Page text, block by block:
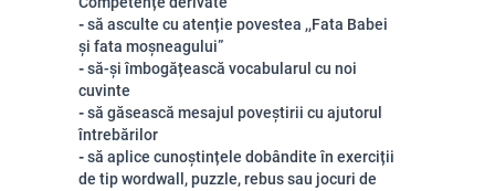
-să asculte cu atenție povestea ,,Fata Babei
și fata moșneagului”
-să-și îmbogățească vocabularul cu noi
cuvinte
-să găsească mesajul poveștirii cu ajutorul
întrebărilor
-să aplice cunoștințele dobândite în exerciții
de tip wordwall, puzzle, rebus sau jocuri de